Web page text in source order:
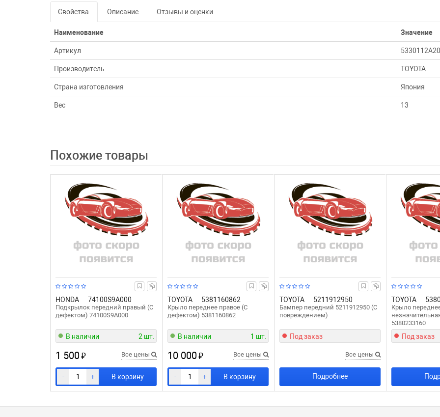
Свойства Описание Отзывы и оценки
Наименование Значение
Артикул 5330112A20
Производитель TOYOTA
Страна изготовления Япония
Вес 13
Похожие товары
HONDA 74100S9A000
Подкрылок передний правый (С
дефектом) 74100S9A000
В наличии 2 шт.
1 500₽ Все цены
- + В корзину
TOYOTA 5381160862
Крыло переднее правое (C
дефектом) 5381160862
В наличии 1 шт.
10 000₽ Все цены
- + В корзину
TOYOTA 5211912950
Бампер передний 5211912950 (С
повреждением)
Под заказ
Все цены
Подробнее
TOYOTA
Крыло
5380233160
Под заказ